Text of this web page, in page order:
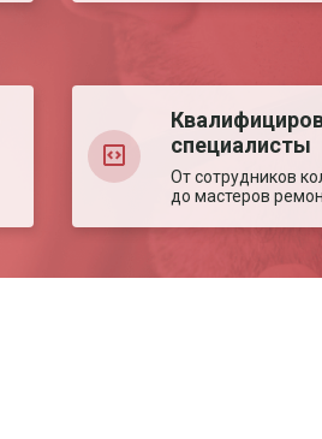
специалисты
От сотрудников
до мастеров